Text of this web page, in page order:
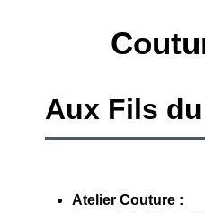
Aux Fils
Atelier Couture :